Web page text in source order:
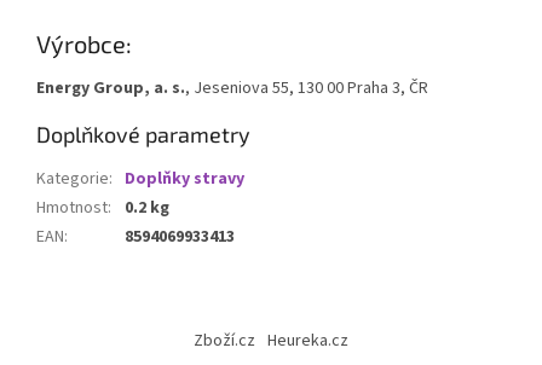
Výrobce:
Energy Group, a. s., Jeseniova 55, 130 00 Praha 3, ČR
Doplňkové parametry
Kategorie: Doplňky stravy
Hmotnost:
0.2 kg
EAN: 8594069933413
Zboží.cz Heureka.cz